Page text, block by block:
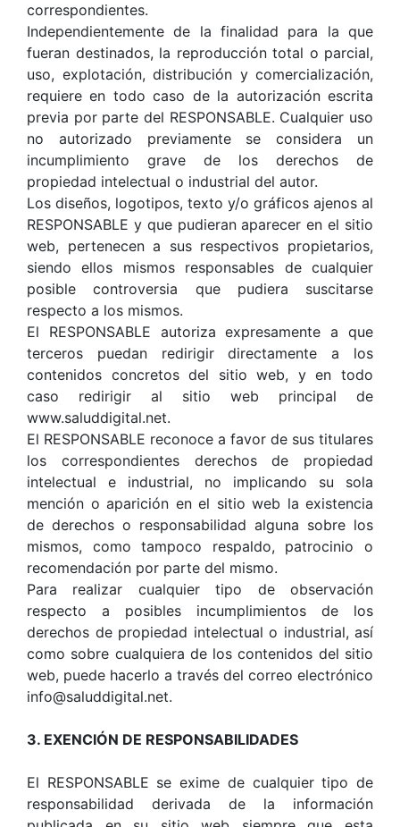
correspondientes.
Independientemente de la finalidad para la que
fueran destinados, la reproducción total o parcial,
uso, explotación, distribución y comercialización,
requiere en todo caso de la autorización escrita
previa por parte del RESPONSABLE. Cualquier uso
no autorizado previamente se considera un
incumplimiento grave de los derechos de
propiedad intelectual o industrial del autor.
Los diseños, logotipos, texto y/o gráficos ajenos al
RESPONSABLE y que pudieran aparecer en el sitio
web, pertenecen a sus respectivos propietarios,
siendo ellos mismos responsables de cualquier
posible controversia que pudiera suscitarse
respecto a los mismos.
El RESPONSABLE autoriza expresamente a que
terceros puedan redirigir directamente a los
contenidos concretos del sitio web, y en todo
caso redirigir al sitio web principal de
www.saluddigital.net.
El RESPONSABLE reconoce a favor de sus titulares
los correspondientes derechos de propiedad
intelectual e industrial, no implicando su sola
mención o aparición en el sitio web la existencia
de derechos o responsabilidad alguna sobre los
mismos, como tampoco respaldo, patrocinio o
recomendación por parte del mismo.
Para realizar cualquier tipo de observación
respecto a posibles incumplimientos de los
derechos de propiedad intelectual o industrial, así
como sobre cualquiera de los contenidos del sitio
web, puede hacerlo a través del correo electrónico
info@saluddigital.net.
3. EXENCIÓN DE RESPONSABILIDADES
El RESPONSABLE se exime de cualquier tipo de
responsabilidad derivada de la información